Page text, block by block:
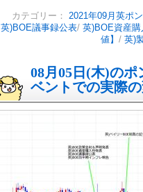
カテゴリー： 2021年09月英ポ
英)BOE議事録公表/ 英)BOE資産
値】 / 英)
08月05日(木)の
ベントでの実際